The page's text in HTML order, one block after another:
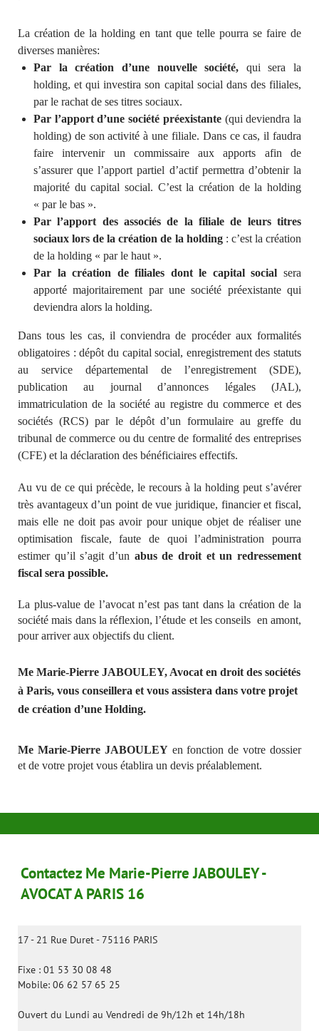
La création de la holding en tant que telle pourra se faire de
diverses manières:
Par la création d’une nouvelle société, qui sera la
holding, et qui investira son capital social dans des filiales,
par le rachat de ses titres sociaux.
Par l’apport d’une société préexistante(qui deviendra la
holding) de son activité à une filiale. Dans ce cas, il faudra
faire intervenir un commissaire aux apports afin de
s’assurer que l’apport partiel d’actif permettra d’obtenir la
majorité du capital social. C’est la création de la holding
« par le bas ».
Par l’apport des associés de la filiale de leurs titres
sociaux lors de la création de la holding: c’est la création
de la holding « par le haut ».
Par la création de filiales dont le capital socialsera
apporté majoritairement par une société préexistante qui
deviendra alors la holding.
Dans tous les cas, il conviendra de procéder aux formalités
obligatoires : dépôt du capital social, enregistrement des statuts
au service départemental de l’enregistrement (SDE),
publication au journal d’annonces légales (JAL),
immatriculation de la société au registre du commerce et des
sociétés (RCS) par le dépôt d’un formulaire au greffe du
tribunal de commerce ou du centre de formalité des entreprises
(CFE) et la déclaration des bénéficiaires effectifs.
Au vu de ce qui précède, le recours à la holding peut s’avérer
très avantageux d’un point de vue juridique, financier et fiscal,
mais elle ne doit pas avoir pour unique objet de réaliser une
optimisation fiscale, faute de quoi l’administration pourra
estimer qu’il s’agit d’un abus de droit et un redressement
fiscal sera possible.
La plus-value de l’avocat n’est pas tant dans la création de la
société mais dans la réflexion, l’étude et les conseils en amont,
pour arriver aux objectifs du client.
Me Marie-Pierre JABOULEY, Avocat en droit des sociétés
à Paris, vous conseillera et vous assistera dans votre projet
de création d’une Holding.
Me Marie-Pierre JABOULEYen fonction de votre dossier
et de votre projet vous établira un devis préalablement.
Contactez Me Marie-Pierre JABOULEY -
AVOCAT A PARIS 16
17 - 21 Rue Duret - 75116 PARIS
Fixe : 01 53 30 08 48
Mobile: 06 62 57 65 25
Ouvert du Lundi au Vendredi de 9h/12h et 14h/18h